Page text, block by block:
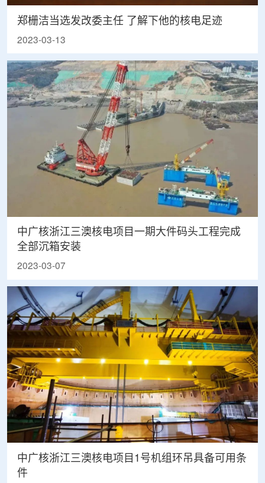
郑栅洁当选发改委主任 了解下他的核电足迹
2023-03-13
中广核浙江三澳核电项目一期大件码头工程完成
全部沉箱安装
2023-03-07
中广核浙江三澳核电项目1号机组环吊具备可用条
件